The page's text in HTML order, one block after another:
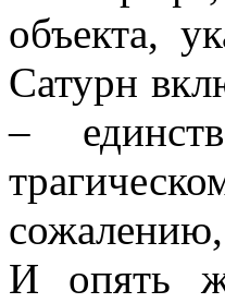
объекта,
Сатурн
–
И опять